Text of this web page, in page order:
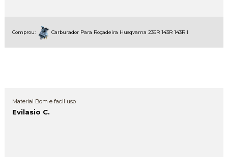
Comprou: Carburador Para Roçadeira Husqvarna 236R 143R 143RII
Material Bom e facil uso
Evilasio C.